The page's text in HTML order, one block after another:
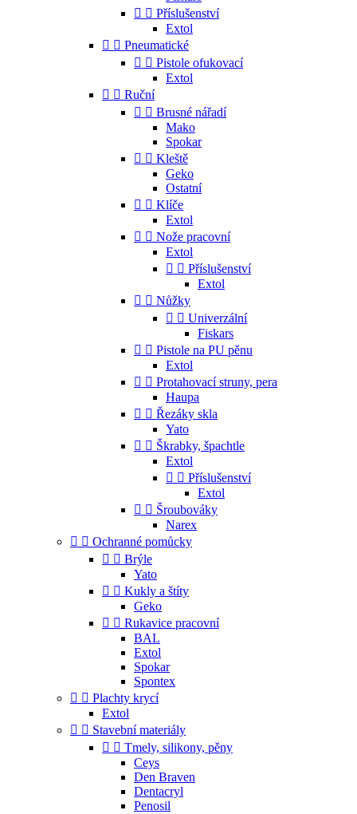
  Příslušenství
Extol
  Pneumatické
  Pistole ofukovací
Extol
  Ruční
  Brusné nářadí
Mako
Spokar
  Kleště
Geko
Ostatní
  Klíče
Extol
  Nože pracovní
Extol
  Příslušenství
Extol
  Nůžky
  Univerzální
Fiskars
  Pistole na PU pěnu
Extol
  Protahovací struny, pera
Haupa
  Řezáky skla
Yato
  Škrabky, špachtle
Extol
  Příslušenství
Extol
  Šroubováky
Narex
  Ochranné pomůcky
  Brýle
Yato
  Kukly a štíty
Geko
  Rukavice pracovní
BAL
Extol
Spokar
Spontex
  Plachty krycí
Extol
  Stavební materiály
  Tmely, silikony, pěny
Ceys
Den Braven
Dentacryl
Penosil